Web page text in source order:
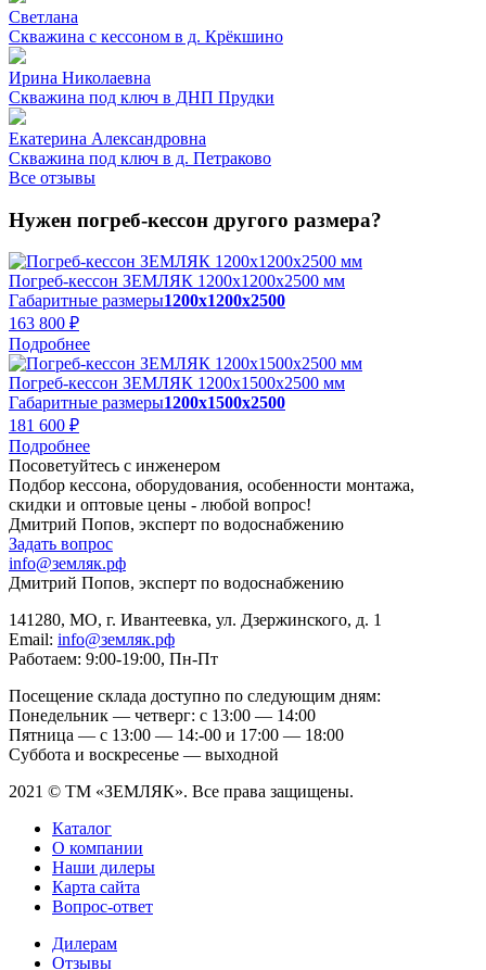
Светлана
Скважина с кессоном в д. Крёкшино
Ирина Николаевна
Скважина под ключ в ДНП Прудки
Екатерина Александровна
Скважина под ключ в д. Петраково
Все отзывы
Нужен погреб-кессон другого размера?
Погреб-кессон ЗЕМЛЯК 1200х1200х2500 мм
Габаритные размеры1200х1200х2500
163 800 ₽
Подробнее
Погреб-кессон ЗЕМЛЯК 1200х1500х2500 мм
Габаритные размеры1200х1500х2500
181 600 ₽
Подробнее
Посоветуйтесь с инженером
Подбор кессона, оборудования, особенности монтажа,
скидки и оптовые цены - любой вопрос!
Дмитрий Попов, эксперт по водоснабжению
Задать вопрос
info@земляк.рф
Дмитрий Попов, эксперт по водоснабжению
141280, МО, г. Ивантеевка, ул. Дзержинского, д. 1
Email: info@земляк.рф
Работаем: 9:00-19:00, Пн-Пт
Посещение склада доступно по следующим дням:
Понедельник — четверг: с 13:00 — 14:00
Пятница — с 13:00 — 14:-00 и 17:00 — 18:00
Суббота и воскресенье — выходной
2021 © ТМ «ЗЕМЛЯК». Все права защищены.
Каталог
О компании
Наши дилеры
Карта сайта
Вопрос-ответ
Дилерам
Отзывы